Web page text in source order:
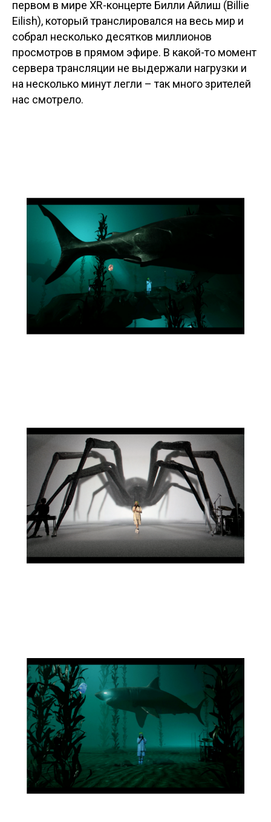
первом в мире XR-концерте Билли Айлиш (Billie
Eilish), который транслировался на весь мир и
собрал несколько десятков миллионов
просмотров в прямом эфире. В какой-то момент
сервера трансляции не выдержали нагрузки и
на несколько минут легли – так много зрителей
нас смотрело.